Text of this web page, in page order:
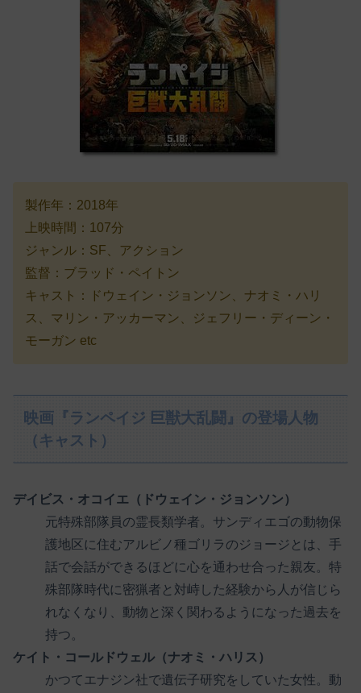
製作年：2018年
上映時間：107分
ジャンル：SF、アクション
監督：ブラッド・ペイトン
キャスト：ドウェイン・ジョンソン、ナオミ・ハリ
ス、マリン・アッカーマン、ジェフリー・ディーン・
モーガン etc
映画『ランペイジ 巨獣大乱闘』の登場人物
（キャスト）
デイビス・オコイエ（ドウェイン・ジョンソン）
元特殊部隊員の霊長類学者。サンディエゴの動物保
護地区に住むアルビノ種ゴリラのジョージとは、手
話で会話ができるほどに心を通わせ合った親友。特
殊部隊時代に密猟者と対峙した経験から人が信じら
れなくなり、動物と深く関わるようになった過去を
持つ。
ケイト・コールドウェル（ナオミ・ハリス）
かつてエナジン社で遺伝子研究をしていた女性。動